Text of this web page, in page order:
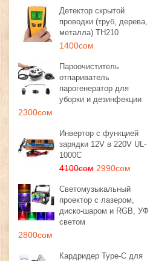
Детектор скрытой
проводки (труб, дерева,
металла) TH210
1400сом
Пароочиститель
отпариватель
парогенератор для
уборки и дезинфекции
2300сом
Инвертор с функцией
зарядки 12V в 220V UL-
1000C
4100сом 2990сом
Светомузыкальный
проектор с лазером,
диско-шаром и RGB, УФ
светом
2800сом
Кардридер Type-C для